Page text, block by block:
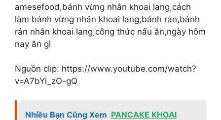
amesefood,bánh vừng nhân khoai lang,cách
làm bánh vừng nhân khoai lang,bánh rán,bánh
rán nhân khoai lang,công thức nấu ăn,ngày hôm
nay ăn gì
Nguồn clip: https://www.youtube.com/watch?
v=A7bYi_zO-gQ
Nhiều Bạn Cũng Xem PANCAKE KHOAI